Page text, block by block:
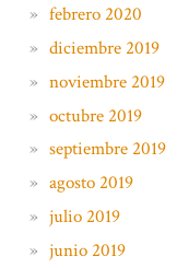
febrero 2020
diciembre 2019
noviembre 2019
octubre 2019
septiembre 2019
agosto 2019
julio 2019
junio 2019